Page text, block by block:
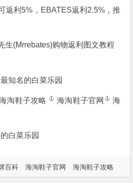
百科 海淘鞋子官网
海淘鞋子攻略
返利5%，EBATES返利2.5%，推
生(Mrrebates)购物返利图文教程
淘鞋子攻略 海淘鞋子官网
海
白菜乐园